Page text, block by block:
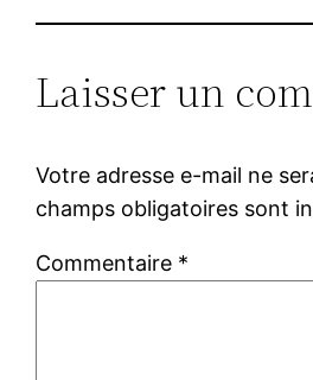
Laisser un
Votre adresse e-mail ne
champs obligatoires sont
Commentaire *